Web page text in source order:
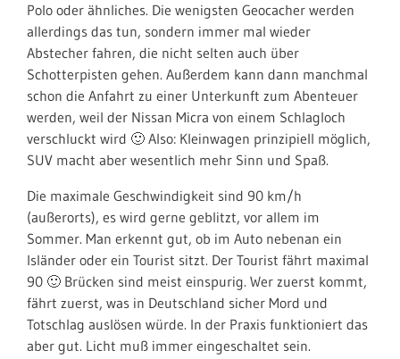
Polo oder ähnliches. Die wenigsten Geocacher werden
allerdings das tun, sondern immer mal wieder
Abstecher fahren, die nicht selten auch über
Schotterpisten gehen. Außerdem kann dann manchmal
schon die Anfahrt zu einer Unterkunft zum Abenteuer
werden, weil der Nissan Micra von einem Schlagloch
verschluckt wird 🙂 Also: Kleinwagen prinzipiell möglich,
SUV macht aber wesentlich mehr Sinn und Spaß.
Die maximale Geschwindigkeit sind 90 km/h
(außerorts), es wird gerne geblitzt, vor allem im
Sommer. Man erkennt gut, ob im Auto nebenan ein
Isländer oder ein Tourist sitzt. Der Tourist fährt maximal
90 🙂 Brücken sind meist einspurig. Wer zuerst kommt,
fährt zuerst, was in Deutschland sicher Mord und
Totschlag auslösen würde. In der Praxis funktioniert das
aber gut. Licht muß immer eingeschaltet sein.